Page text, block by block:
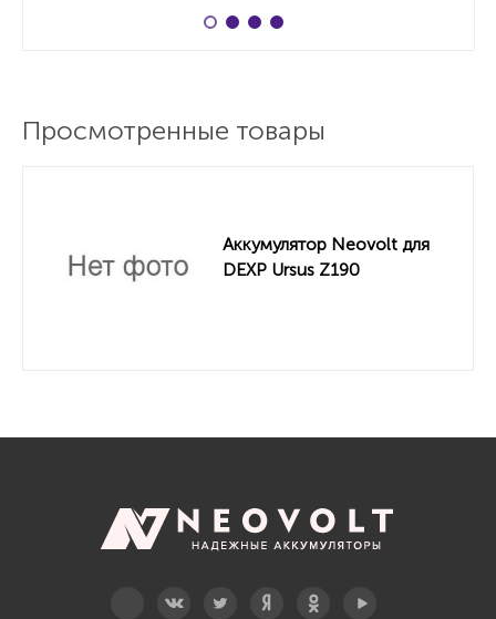
Просмотренные товары
Аккумулятор Neovolt для
DEXP Ursus Z190